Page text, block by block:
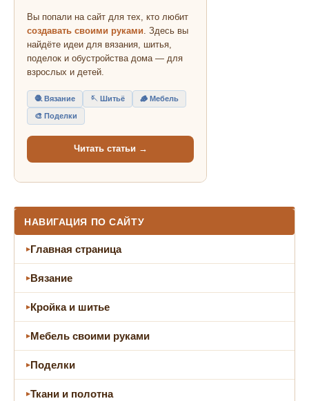
Вы попали на сайт для тех, кто любит
создавать своими руками. Здесь вы
найдёте идеи для вязания, шитья,
поделок и обустройства дома — для
взрослых и детей.
🧶 Вязание 🪡 Шитьё 🪵 Мебель
🎨 Поделки
Читать статьи →
НАВИГАЦИЯ ПО САЙТУ
Главная страница
Вязание
Кройка и шитье
Мебель своими руками
Поделки
Ткани и полотна